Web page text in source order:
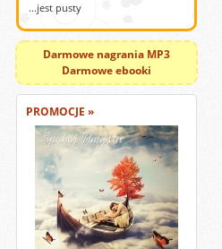
...jest pusty
Darmowe nagrania MP3
Darmowe ebooki
PROMOCJE »